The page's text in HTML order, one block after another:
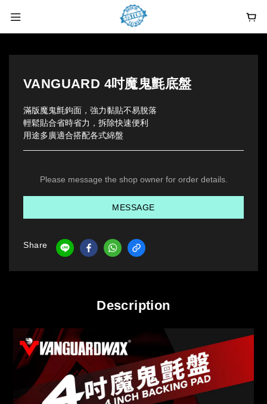
VANGUARD 4吋魔鬼氈底盤
滿版魔鬼氈鉤面，強力黏貼不易脫落
輕鬆貼合省時省力，拆除快速便利
用途多廣適合搭配各式綿盤
Please message the shop owner for order details.
MESSAGE
Share
Description